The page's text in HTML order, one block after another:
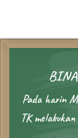
Pada harin
TK